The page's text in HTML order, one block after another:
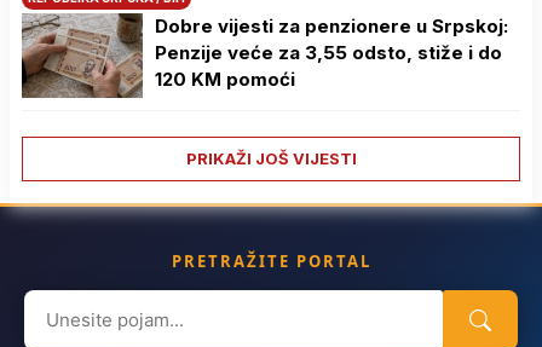
Dobre vijesti za penzionere u Srpskoj:
Penzije veće za 3,55 odsto, stiže i do
120 KM pomoći
PRIKAŽI JOŠ VIJESTI
PRETRAŽITE PORTAL
Search
for: